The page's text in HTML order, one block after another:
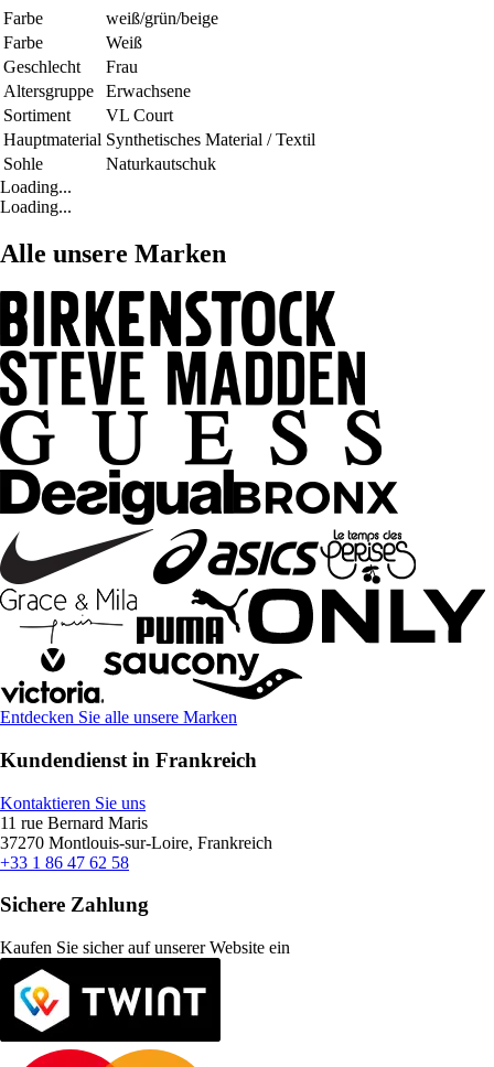
Farbe
weiß/grün/beige
Farbe
Weiß
Geschlecht
Frau
Altersgruppe
Erwachsene
Sortiment
VL Court
Hauptmaterial Synthetisches Material / Textil
Sohle
Naturkautschuk
Loading...
Loading...
Alle unsere Marken
Entdecken Sie alle unsere Marken
Kundendienst in Frankreich
Kontaktieren Sie uns
11 rue Bernard Maris
37270 Montlouis-sur-Loire, Frankreich
+33 1 86 47 62 58
Sichere Zahlung
Kaufen Sie sicher auf unserer Website ein